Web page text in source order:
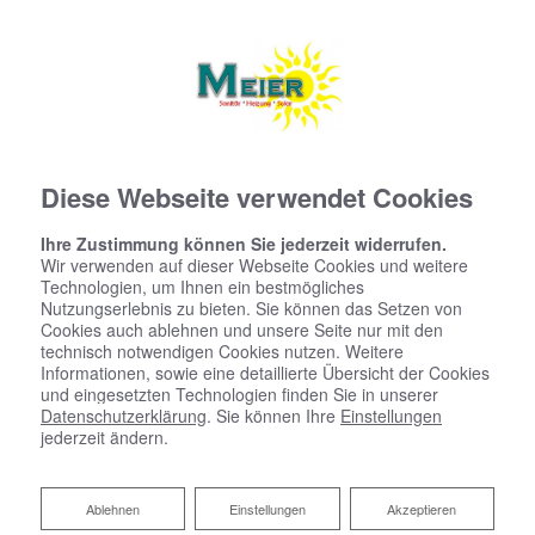
Diese Webseite verwendet Cookies
Ihre Zustimmung können Sie jederzeit widerrufen.
Wir verwenden auf dieser Webseite Cookies und weitere
Technologien, um Ihnen ein bestmögliches
Nutzungserlebnis zu bieten. Sie können das Setzen von
Cookies auch ablehnen und unsere Seite nur mit den
technisch notwendigen Cookies nutzen. Weitere
Informationen, sowie eine detaillierte Übersicht der Cookies
und eingesetzten Technologien finden Sie in unserer
Datenschutzerklärung. Sie können Ihre Einstellungen
jederzeit ändern.
Akzeptieren
Einstellungen
Ablehnen
Ablehnen